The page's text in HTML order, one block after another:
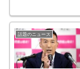
話題のニュース